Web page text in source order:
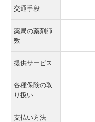
交通手段
薬局の薬剤師
数
提供サービス
各種保険の取
り扱い
支払い方法